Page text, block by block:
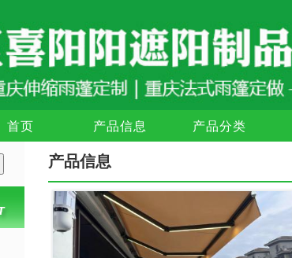
首页 产品信息 产品分类
产品信息